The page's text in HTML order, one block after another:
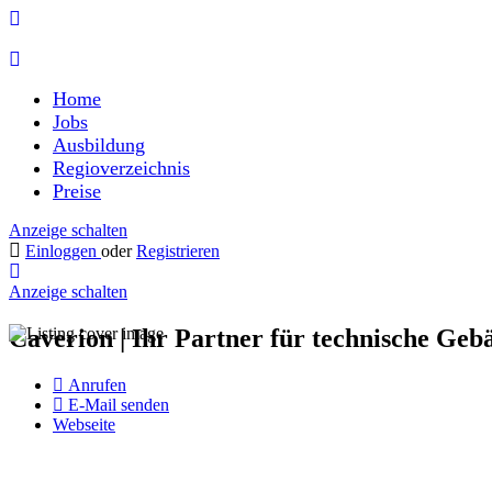
Home
Jobs
Ausbildung
Regioverzeichnis
Preise
Anzeige schalten
Einloggen oder Registrieren
Anzeige schalten
Caverion | Ihr Partner für technische
Anrufen
E-Mail senden
Webseite